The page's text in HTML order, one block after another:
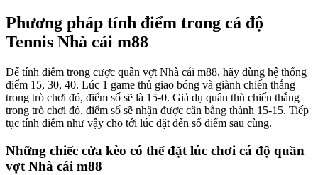
Phương pháp tính điểm trong cá độ
Tennis Nhà cái m88
Để tính điểm trong cược quần vợt Nhà cái m88, hãy dùng hệ thống
điểm 15, 30, 40. Lúc 1 game thủ giao bóng và giành chiến thắng
trong trò chơi đó, điểm số sẽ là 15-0. Giả dụ quân thù chiến thắng
trong trò chơi đó, điểm số sẽ nhận được cân bằng thành 15-15. Tiếp
tục tính điểm như vậy cho tới lúc đặt đến số điểm sau cùng.
Những chiếc cửa kèo có thể đặt lúc chơi cá độ quần
vợt Nhà cái m88